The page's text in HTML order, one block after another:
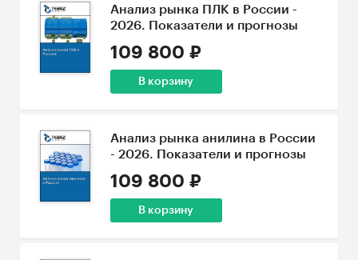
Анализ рынка ПЛК в России -
2026. Показатели и прогнозы
109 800 ₽
В корзину
Анализ рынка анилина в России
- 2026. Показатели и прогнозы
109 800 ₽
В корзину